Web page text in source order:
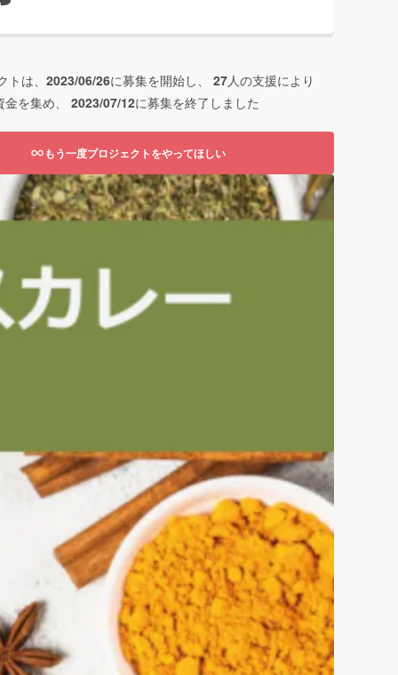
は、 2023/06/26に募集を開始し、 27人の支援により
を集め、 2023/07/12に募集を終了しました
もう一度プロジェクトをやってほしい